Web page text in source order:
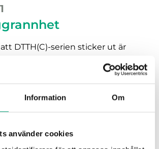
Information Om
använder cookies
DTTH(C)-serien sticker ut är
och CO
temperatur: ±0,2 K vid 0...60
CO 2: ±50 ppm +3 % av det